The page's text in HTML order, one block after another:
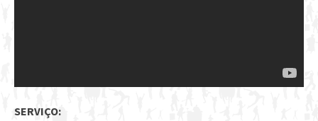
SERVIÇO: